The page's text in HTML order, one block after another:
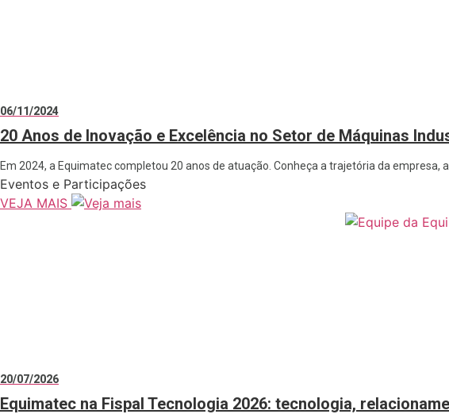
06/11/2024
20 Anos de Inovação e Excelência no Setor de Máquinas
Em 2024, a Equimatec completou 20 anos de atuação. Conheça a trajetória da empresa,
Eventos e Participações
VEJA MAIS
20/07/2026
Equimatec na Fispal Tecnologia 2026: tecnologia,